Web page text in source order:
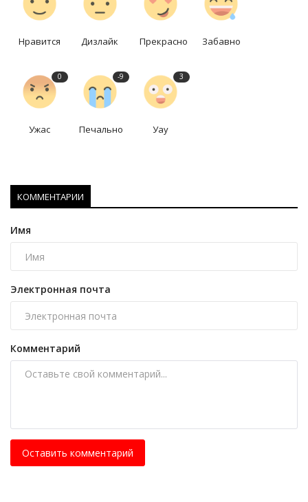
Нравится Дизлайк Прекрасно Забавно
0
Ужас
-9
Печально
3
Уау
КОММЕНТАРИИ
Имя
Электронная почта
Комментарий
Оставить комментарий